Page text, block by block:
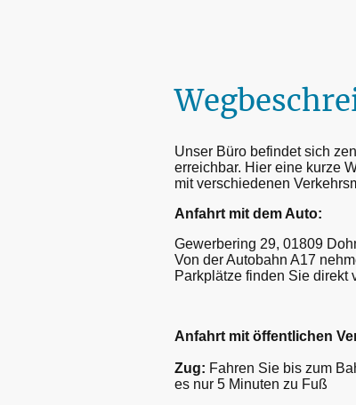
Unser Büro befindet sich
erreichbar. Hier eine kurze
mit verschiedenen
Anfahrt mit dem Auto:
Gewerbering 29, 01809
Von der Autobahn A17
Parkplätze finden Sie direkt
Anfahrt mit öffentlichen
Zug: Fahren Sie bis zum
es nur 5 Minuten zu Fuß